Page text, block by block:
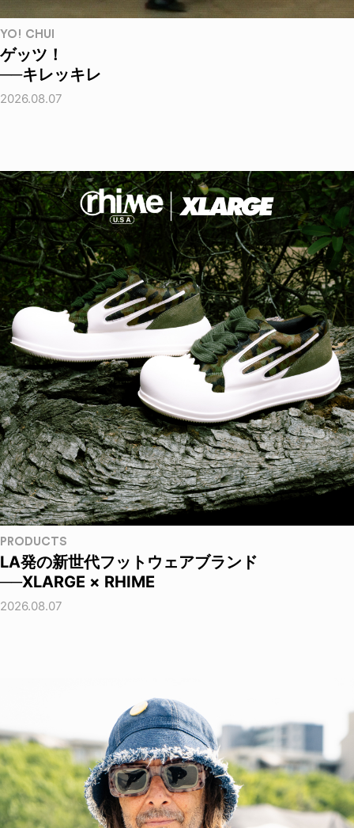
YO! CHUI
ゲッツ！
──キレッキレ
2026.08.07
PRODUCTS
LA発の新世代フットウェアブランド
──XLARGE × RHIME
2026.08.07